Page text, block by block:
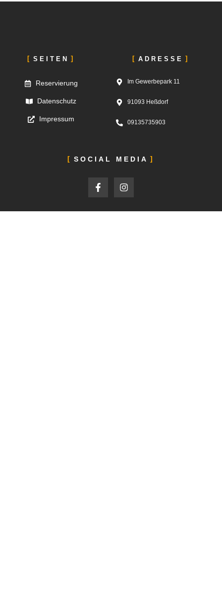
SEITEN
Reservierung
Datenschutz
Impressum
ADRESSE
Im Gewerbepark 11
91093 Heßdorf
09135735903
SOCIAL MEDIA